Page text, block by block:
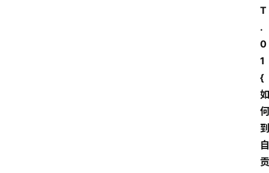
T
.
0
1
{
如
何
到
自
贡